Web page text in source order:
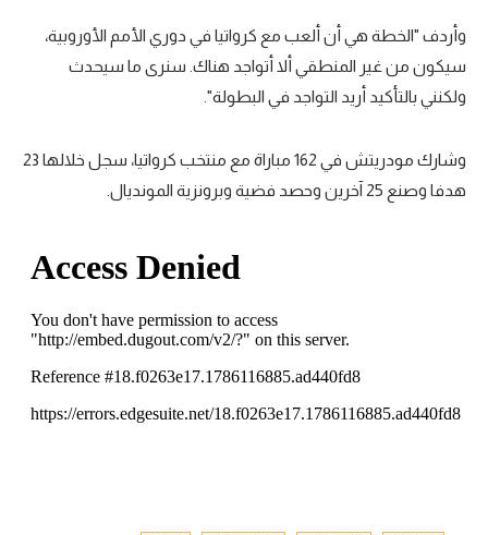
وأردف "الخطة هي أن ألعب مع كرواتيا في دوري الأمم الأوروبية،
سيكون من غير المنطقي ألا أتواجد هناك. سنرى ما سيحدث
ولكنني بالتأكيد أريد التواجد في البطولة".
وشارك مودريتش في 162 مباراة مع منتخب كرواتيا، سجل خلالها 23
هدفا وصنع 25 آخرين وحصد فضية وبرونزية المونديال.